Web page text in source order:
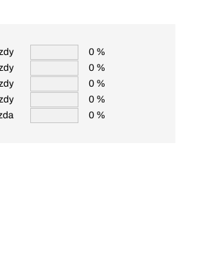
0 %
0 %
0 %
0 %
0 %